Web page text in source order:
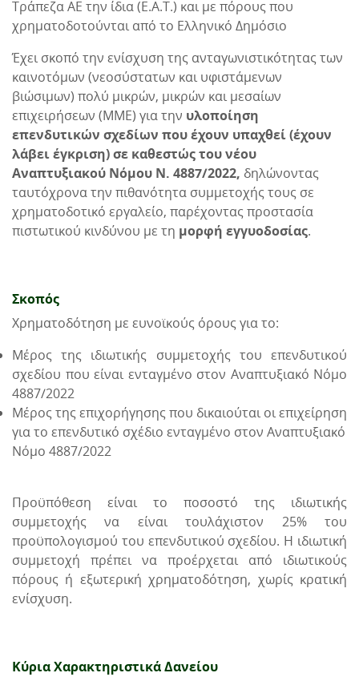
Τράπεζα ΑΕ την ίδια (Ε.Α.Τ.) και με πόρους που
χρηματοδοτούνται από το Ελληνικό Δημόσιο
Έχει σκοπό την ενίσχυση της ανταγωνιστικότητας των
καινοτόμων (νεοσύστατων και υφιστάμενων
βιώσιμων) πολύ μικρών, μικρών και μεσαίων
επιχειρήσεων (ΜΜΕ) για την υλοποίηση
επενδυτικών σχεδίων που έχουν υπαχθεί (έχουν
λάβει έγκριση) σε καθεστώς του νέου
Αναπτυξιακού Νόμου Ν. 4887/2022, δηλώνοντας
ταυτόχρονα την πιθανότητα συμμετοχής τους σε
χρηματοδοτικό εργαλείο, παρέχοντας προστασία
πιστωτικού κινδύνου με τη μορφή εγγυοδοσίας.
Σκοπός
Χρηματοδότηση με ευνοϊκούς όρους για το:
Μέρος της ιδιωτικής συμμετοχής του επενδυτικού
σχεδίου που είναι ενταγμένο στον Αναπτυξιακό Νόμο
4887/2022
Μέρος της επιχορήγησης που δικαιούται οι επιχείρηση
για το επενδυτικό σχέδιο ενταγμένο στον Αναπτυξιακό
Νόμο 4887/2022
Προϋπόθεση είναι το ποσοστό της ιδιωτικής
συμμετοχής να είναι τουλάχιστον 25% του
προϋπολογισμού του επενδυτικού σχεδίου. Η ιδιωτική
συμμετοχή πρέπει να προέρχεται από ιδιωτικούς
πόρους ή εξωτερική χρηματοδότηση, χωρίς κρατική
ενίσχυση.
Κύρια Χαρακτηριστικά Δανείου